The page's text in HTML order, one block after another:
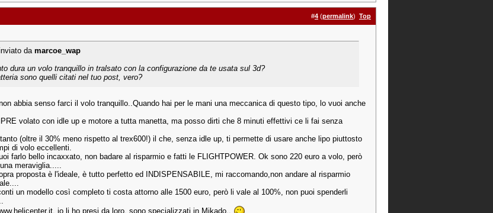
#4 (permalink) Top
damarcoe_wap
dura un volo tranquillo in tralsato con la configurazione da te usata sul 3d?
sono quelli citati nel tuo post, vero?
abbia senso farci il volo tranquillo..Quando hai per le mani una meccanica di questo tipo, lo vuoi anche
volato con idle up e motore a tutta manetta, ma posso dirti che 8 minuti effettivi ce li fai senza
(oltre il 30% meno rispetto al trex600!) il che, senza idle up, ti permette di usare anche lipo piuttosto
di volo eccellenti.
farlo bello incaxxato, non badare al risparmio e fatti le FLIGHTPOWER. Ok sono 220 euro a volo, però
meraviglia.....
proposta è l'ideale, è tutto perfetto ed INDISPENSABILE, mi raccomando,non andare al risparmio
un modello così completo ti costa attorno alle 1500 euro, però li vale al 100%, non puoi spenderli
, io li ho presi da loro, sono specializzati in Mikado..